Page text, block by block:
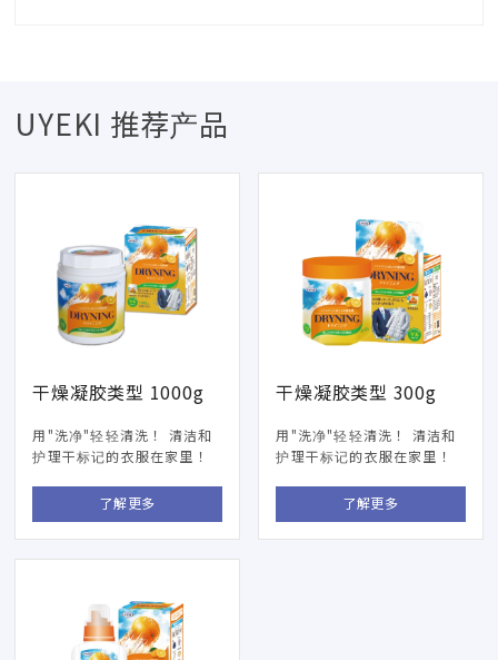
UYEKI 推荐产品
干燥凝胶类型 1000g
用"洗净"轻轻清洗！ 清洁和
护理干标记的衣服在家里！
了解更多
干燥凝胶类型 300g
用"洗净"轻轻清洗！ 清洁和
护理干标记的衣服在家里！
了解更多